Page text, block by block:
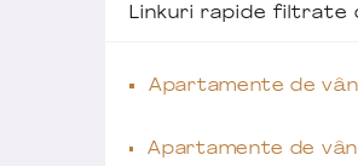
Linkuri rapide filtrate
Apartamente de
Apartamente de